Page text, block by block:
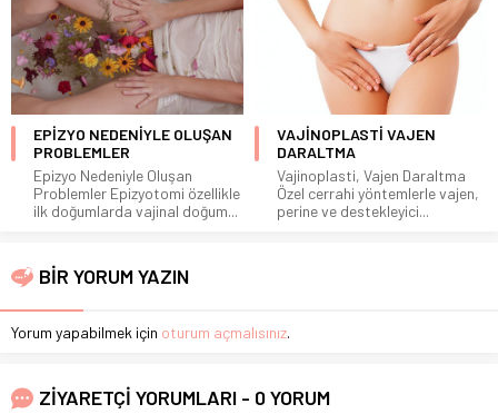
EPİZYO NEDENİYLE OLUŞAN
PROBLEMLER
Epizyo Nedeniyle Oluşan
Problemler Epizyotomi özellikle
ilk doğumlarda vajinal doğum...
VAJİNOPLASTİ VAJEN
DARALTMA
Vajinoplasti, Vajen Daraltma
Özel cerrahi yöntemlerle vajen,
perine ve destekleyici...
BİR YORUM YAZIN
Yorum yapabilmek için oturum açmalısınız.
ZİYARETÇİ YORUMLARI - 0 YORUM